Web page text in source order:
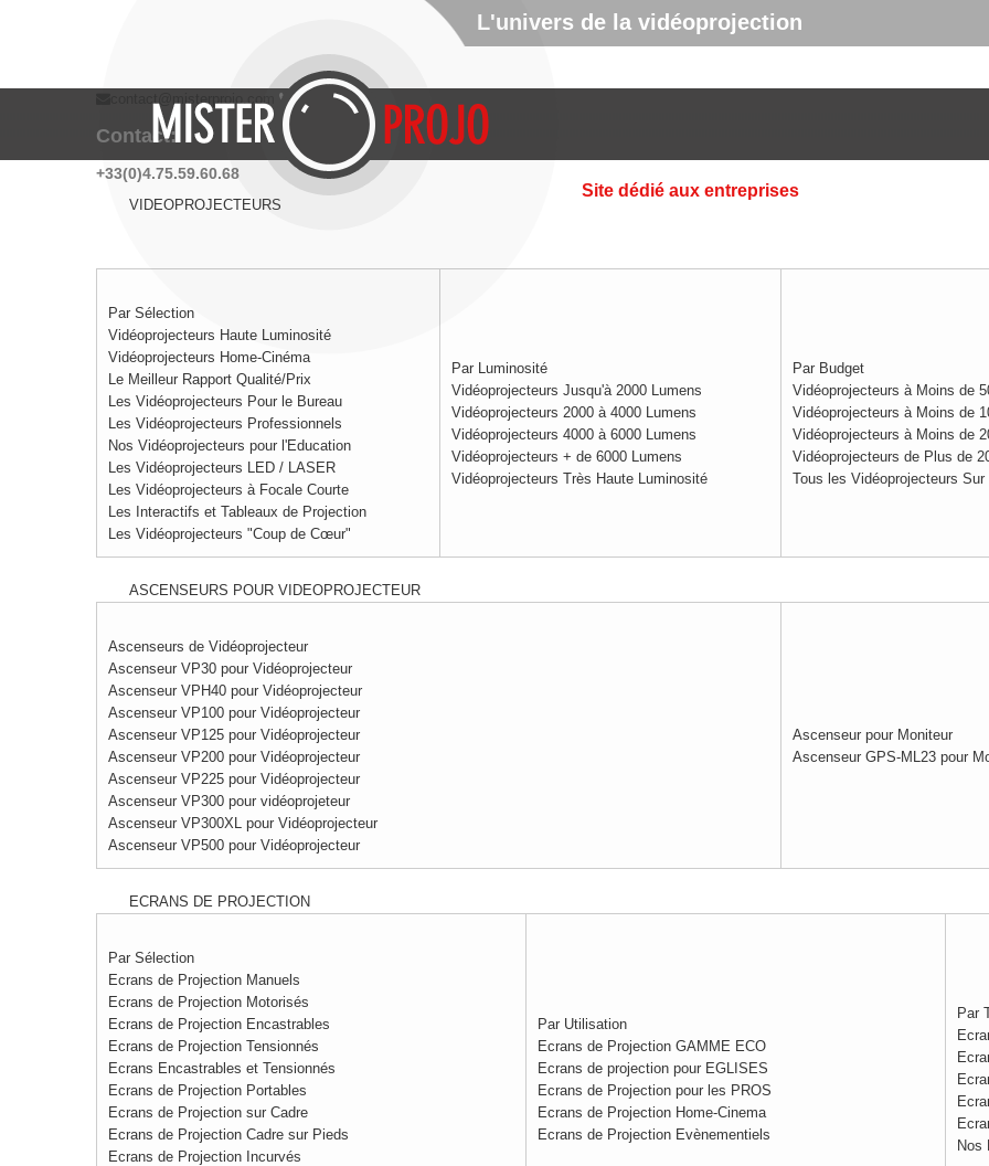
L'univers de la vidéoprojection
Site dédié aux entreprises
contact@misterprojo.com
Contact:
+33(0)4.75.59.60.68
VIDEOPROJECTEURS
Par Sélection
Vidéoprojecteurs Haute Luminosité
Vidéoprojecteurs Home-Cinéma
Le Meilleur Rapport Qualité/Prix
Les Vidéoprojecteurs Pour le Bureau
Les Vidéoprojecteurs Professionnels
Nos Vidéoprojecteurs pour l'Education
Les Vidéoprojecteurs LED / LASER
Les Vidéoprojecteurs à Focale Courte
Les Interactifs et Tableaux de Projection
Les Vidéoprojecteurs "Coup de Cœur"
Par Luminosité
Vidéoprojecteurs Jusqu'à 2000 Lumens
Vidéoprojecteurs 2000 à 4000 Lumens
Vidéoprojecteurs 4000 à 6000 Lumens
Vidéoprojecteurs + de 6000 Lumens
Vidéoprojecteurs Très Haute Luminosité
Par Budget
Vidéoprojecteurs à Moins de
Vidéoprojecteurs à Moins de
Vidéoprojecteurs à Moins de
Vidéoprojecteurs de Plus de
Tous les Vidéoprojecteurs Sur
ASCENSEURS POUR VIDEOPROJECTEUR
Ascenseurs de Vidéoprojecteur
Ascenseur VP30 pour Vidéoprojecteur
Ascenseur VPH40 pour Vidéoprojecteur
Ascenseur VP100 pour Vidéoprojecteur
Ascenseur VP125 pour Vidéoprojecteur
Ascenseur VP200 pour Vidéoprojecteur
Ascenseur VP225 pour Vidéoprojecteur
Ascenseur VP300 pour vidéoprojeteur
Ascenseur VP300XL pour Vidéoprojecteur
Ascenseur VP500 pour Vidéoprojecteur
Ascenseur pour Moniteur
Ascenseur GPS-ML23 pour
ECRANS DE PROJECTION
Par Sélection
Ecrans de Projection Manuels
Ecrans de Projection Motorisés
Ecrans de Projection Encastrables
Ecrans de Projection Tensionnés
Ecrans Encastrables et Tensionnés
Ecrans de Projection Portables
Ecrans de Projection sur Cadre
Ecrans de Projection Cadre sur Pieds
Ecrans de Projection Incurvés
Par Utilisation
Ecrans de Projection GAMME ECO
Ecrans de projection pour EGLISES
Ecrans de Projection pour les PROS
Ecrans de Projection Home-Cinema
Ecrans de Projection Evènementiels
Par
Nos